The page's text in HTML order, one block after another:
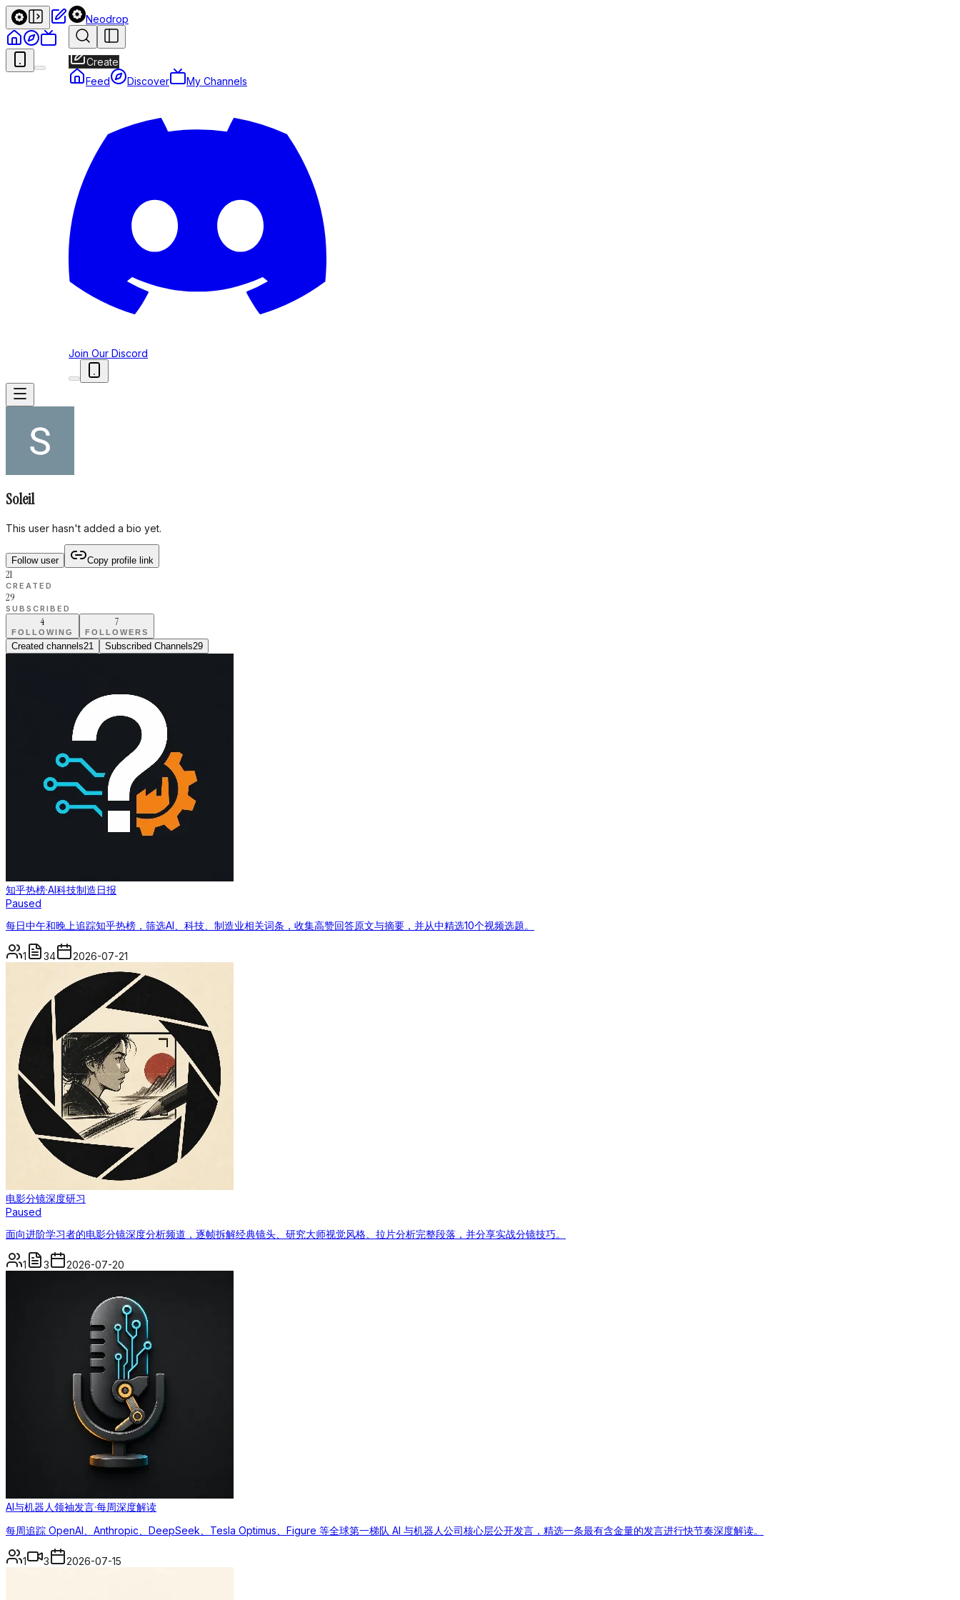
Neodrop
Create
Feed
Discover My Channels
Join Our Discord
Soleil
This user hasn't added a bio yet.
Follow user Copy profile link
21
CREATED
29
SUBSCRIBED
4
FOLLOWING
7
FOLLOWERS
Created channels21 Subscribed Channels29
知乎热榜·AI科技制造日报
Paused
每日中午和晚上追踪知乎热榜，筛选AI、科技、制造业相关词条，收集高赞回答原文与摘要，并从中精选10个视频选题。
1 34 2026-07-21
电影分镜深度研习
Paused
面向进阶学习者的电影分镜深度分析频道，逐帧拆解经典镜头、研究大师视觉风格、拉片分析完整段落，并分享实战分镜技巧。
1 3 2026-07-20
AI与机器人领袖发言·每周深度解读
每周追踪 OpenAI、Anthropic、DeepSeek、Tesla Optimus、Figure 等全球第一梯队 AI 与机器人公司核心层公开发言，精选一条最有含金量的发言进行快节奏深度解读。
1 3 2026-07-15